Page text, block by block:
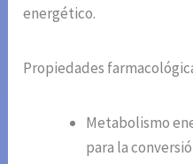
energético.
Propiedades
Metabolismo
para la